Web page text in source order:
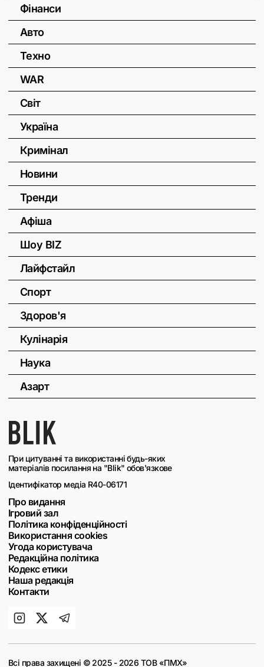
При цитуванні та використанні будь-яких
матеріалів посилання на "Blik" обов'язкове
Ідентифікатор медіа R40-06171
Про видання
Ігровий зал
Політика конфіденційності
Використання cookies
Угода користувача
Редакційна політика
Кодекс етики
Наша редакція
Контакти
Фінанси
Авто
Техно
WAR
Світ
Україна
Кримінал
Новини
Тренди
Афіша
Шоу BIZ
Лайфстайл
Спорт
Здоров'я
Кулінарія
Наука
Азарт
Всі права захищені © 2025 - 2026 ТОВ «ПМХ»